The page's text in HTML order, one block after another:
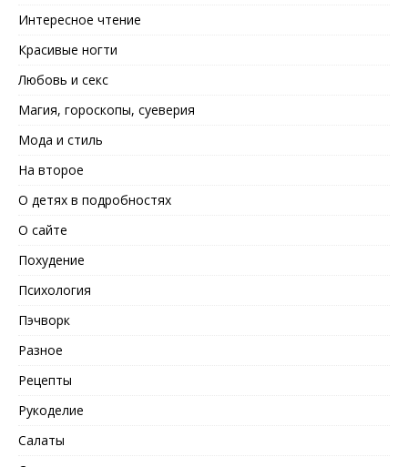
Интересное чтение
Красивые ногти
Любовь и секс
Магия, гороскопы, суеверия
Мода и стиль
На второе
О детях в подробностях
О сайте
Похудение
Психология
Пэчворк
Разное
Рецепты
Рукоделие
Салаты